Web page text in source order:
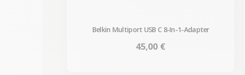
Belkin Multiport USB C 8-In-1-Adapter
Preis
45,00 €